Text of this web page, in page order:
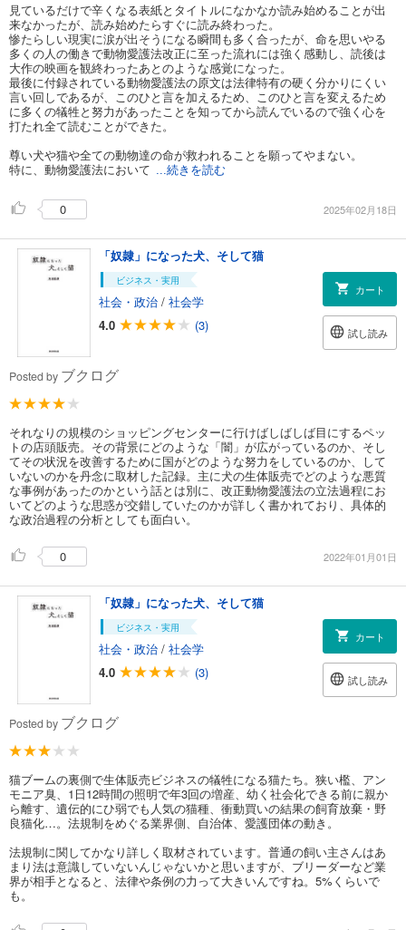
見ているだけで辛くなる表紙とタイトルになかなか読み始めることが出
来なかったが、読み始めたらすぐに読み終わった。
惨たらしい現実に涙が出そうになる瞬間も多く合ったが、命を思いやる
多くの人の働きで動物愛護法改正に至った流れには強く感動し、読後は
大作の映画を観終わったあとのような感覚になった。
最後に付録されている動物愛護法の原文は法律特有の硬く分かりにくい
言い回しであるが、このひと言を加えるため、このひと言を変えるため
に多くの犠牲と努力があったことを知ってから読んでいるので強く心を
打たれ全て読むことができた。
尊い犬や猫や全ての動物達の命が救われることを願ってやまない。
特に、動物愛護法において ...続きを読む
0 2025年02月18日
「奴隷」になった犬、そして猫
ビジネス・実用
社会・政治 / 社会学
4.0
(3)
カート
試し読み
Posted by ブクログ
それなりの規模のショッピングセンターに行けばしばしば目にするペッ
トの店頭販売。その背景にどのような「闇」が広がっているのか、そし
てその状況を改善するために国がどのような努力をしているのか、して
いないのかを丹念に取材した記録。主に犬の生体販売でどのような悪質
な事例があったのかという話とは別に、改正動物愛護法の立法過程にお
いてどのような思惑が交錯していたのかが詳しく書かれており、具体的
な政治過程の分析としても面白い。
0 2022年01月01日
「奴隷」になった犬、そして猫
ビジネス・実用
社会・政治 / 社会学
4.0
(3)
カート
試し読み
Posted by ブクログ
猫ブームの裏側で生体販売ビジネスの犠牲になる猫たち。狭い檻、アン
モニア臭、1日12時間の照明で年3回の増産、幼く社会化できる前に親か
ら離す、遺伝的にひ弱でも人気の猫種、衝動買いの結果の飼育放棄・野
良猫化…。法規制をめぐる業界側、自治体、愛護団体の動き。
法規制に関してかなり詳しく取材されています。普通の飼い主さんはあ
まり法は意識していないんじゃないかと思いますが、ブリーダーなど業
界が相手となると、法律や条例の力って大きいんですね。5%くらいで
も。